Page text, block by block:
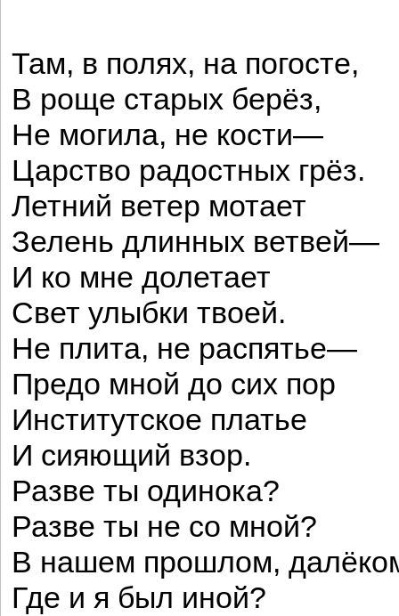
Там, в полях, на погосте,
В роще старых берёз,
Не могила, не кости—
Царство радостных грёз.
Летний ветер мотает
Зелень длинных ветвей—
И ко мне долетает
Свет улыбки твоей.
Не плита, не распятье—
Предо мной до сих пор
Институтское платье
И сияющий взор.
Разве ты одинока?
Разве ты не со мной?
В нашем прошлом,
Где и я был иной?